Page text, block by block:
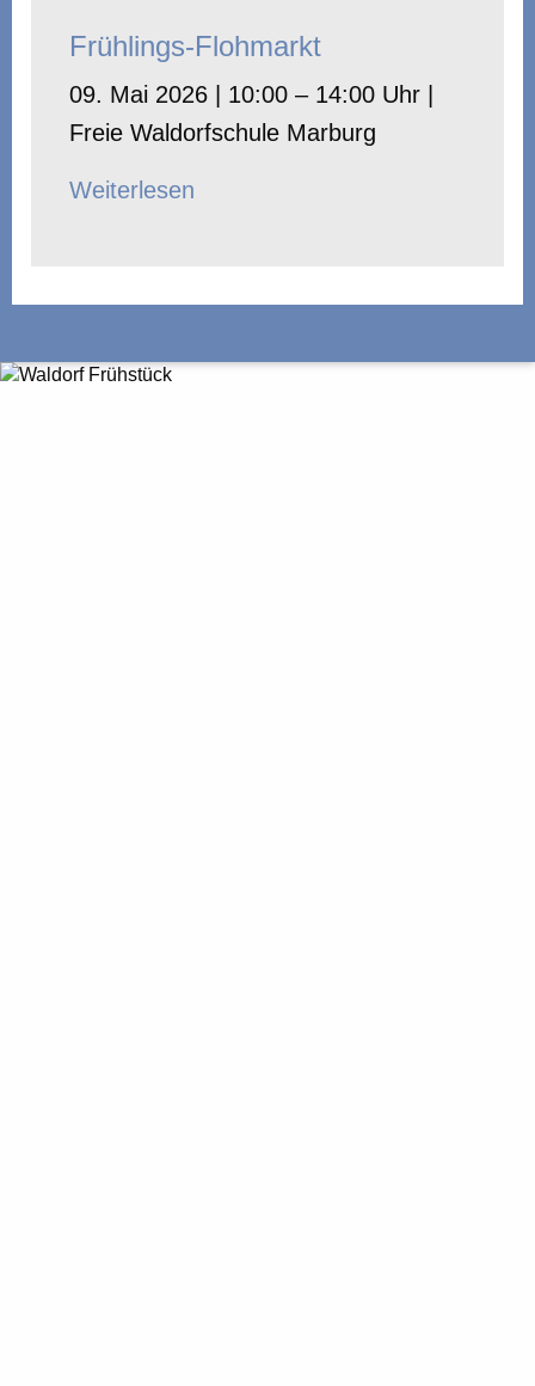
Frühlings-Flohmarkt
09. Mai 2026 | 10:00 – 14:00 Uhr |
Freie Waldorfschule Marburg
Weiterlesen